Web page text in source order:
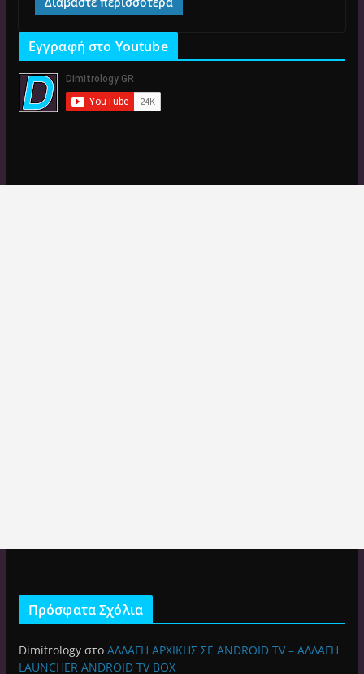
Εγγραφή στο Youtube
Πρόσφατα Σχόλια
Dimitrologyστο ΑΛΛΑΓΗ ΑΡΧΙΚΗΣ ΣΕ ANDROID TV – ΑΛΛΑΓΗ
LAUNCHER ANDROID TV BOX